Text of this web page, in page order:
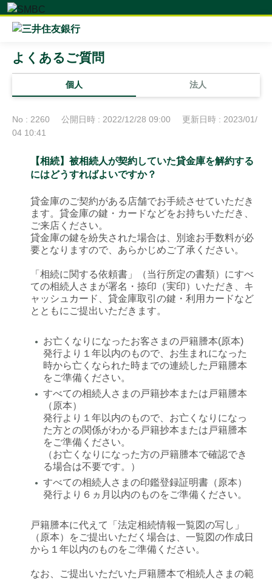
個人 法人
よくあるご質問
No : 2260 公開日時 : 2022/12/28 09:00
更新日時 : 2023/01/
04 10:41
【相続】被相続人が契約していた貸金庫を解約する
にはどうすればよいですか？
貸金庫のご契約がある店舗でお手続させていただき
ます。貸金庫の鍵・カードなどをお持ちいただき、
ご来店ください。
貸金庫の鍵を紛失された場合は、別途お手数料が必
要となりますので、あらかじめご了承ください。
「相続に関する依頼書」（当行所定の書類）にすべ
ての相続人さまが署名・捺印（実印）いただき、キ
ャッシュカード、貸金庫取引の鍵・利用カードなど
とともにご提出いただきます。
●
お亡くなりになったお客さまの戸籍謄本(原本)
発行より１年以内のもので、お生まれになった
時から亡くなられた時までの連続した戸籍謄本
をご準備ください。
●
すべての相続人さまの戸籍抄本または戸籍謄本
（原本）
発行より１年以内のもので、お亡くなりになっ
た方との関係がわかる戸籍抄本または戸籍謄本
をご準備ください。
（お亡くなりになった方の戸籍謄本で確認でき
る場合は不要です。）
●
すべての相続人さまの印鑑登録証明書（原本）
発行より６ヵ月以内のものをご準備ください。
戸籍謄本に代えて「法定相続情報一覧図の写し」
（原本）をご提出いただく場合は、一覧図の作成日
から１年以内のものをご準備ください。
なお、ご提出いただいた戸籍謄本で相続人さまの範